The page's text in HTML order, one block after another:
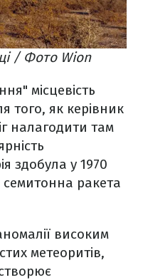
/ Фото Wion
місцевість
того, як керівник
налагодити там
здобула у 1970
семитонна ракета
високим
метеоритів,